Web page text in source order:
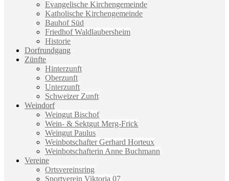
Evangelische Kirchengemeinde
Katholische Kirchengemeinde
Bauhof Süd
Friedhof Waldlaubersheim
Historie
Dorfrundgang
Zünfte
Hinterzunft
Oberzunft
Unterzunft
Schweizer Zunft
Weindorf
Weingut Bischof
Wein- & Sektgut Merg-Frick
Weingut Paulus
Weinbotschafter Gerhard Horteux
Weinbotschafterin Anne Buchmann
Vereine
Ortsvereinsring
Sportverein Viktoria 07